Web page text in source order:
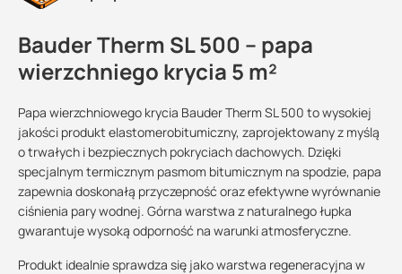
Bauder Therm SL 500 – papa
wierzchniego krycia 5 m²
Papa wierzchniowego krycia Bauder Therm SL 500 to wysokiej
jakości produkt elastomerobitumiczny, zaprojektowany z myślą
o trwałych i bezpiecznych pokryciach dachowych. Dzięki
specjalnym termicznym pasmom bitumicznym na spodzie, papa
zapewnia doskonałą przyczepność oraz efektywne wyrównanie
ciśnienia pary wodnej. Górna warstwa z naturalnego łupka
gwarantuje wysoką odporność na warunki atmosferyczne.
Produkt idealnie sprawdza się jako warstwa regeneracyjna w